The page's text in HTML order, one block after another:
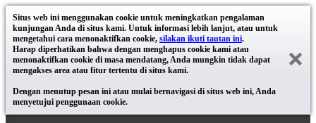
Situs web ini menggunakan cookie untuk meningkatkan pengalaman
kunjungan Anda di situs kami. Untuk informasi lebih lanjut, atau untuk
mengetahui cara menonaktifkan cookie, silakan ikuti tautan ini.
Harap diperhatikan bahwa dengan menghapus cookie kami atau
menonaktifkan cookie di masa mendatang, Anda mungkin tidak dapat
mengakses area atau fitur tertentu di situs kami.
Dengan menutup pesan ini atau mulai bernavigasi di situs web ini, Anda
menyetujui penggunaan cookie.